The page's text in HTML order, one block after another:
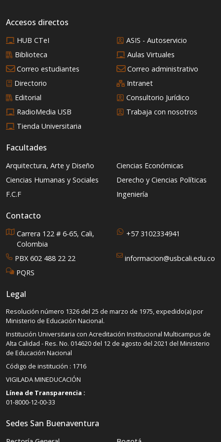
Accesos directos
HUB CTeI
ASIS - Autoservicio
Biblioteca
Aulas Virtuales
Correo estudiantes
Correo administrativo
Directorio
Intranet
Editorial
Consultorio Jurídico
RadioMedia USB
Trabaja con nosotros
Tienda Universitaria
Facultades
Arquitectura, Arte y Diseño
Ciencias Económicas
Ciencias Humanas y Sociales
Derecho y Ciencias Políticas
F.C.F
Ingeniería
Contacto
Carrera 122 # 6-65, Cali,
Colombia
+57 3102334941
PBX 602 488 22 22
informacion@usbcali.edu.co
PQRS
Legal
Resolución número 1326 del 25 de marzo de 1975, expedido(a) por
Ministerio de Educación Nacional.
Institución Universitaria con Acreditación Institucional Multicampus de
Alta Calidad - Res. No. 014620 del 12 de agosto del 2021 del Ministerio
de Educación Nacional
Código de institución : 1716
VIGILADA MINEDUCACIÓN
Línea de Transparencia :
01-8000-12-00-33
Sedes San Buenaventura